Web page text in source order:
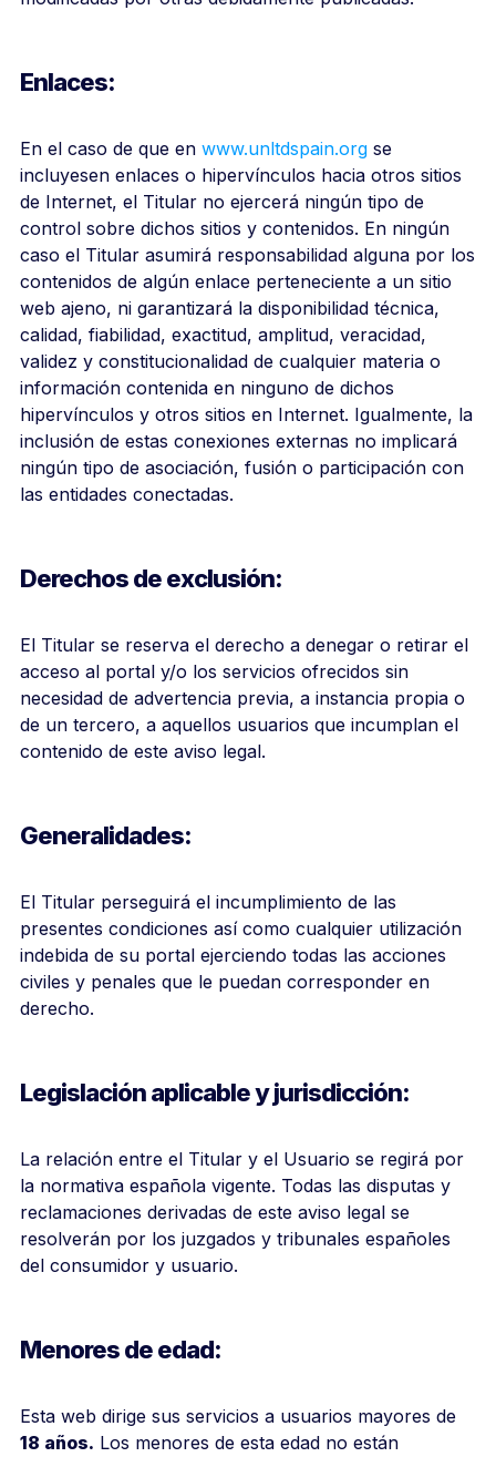
Enlaces:
En el caso de que en www.unltdspain.org se
incluyesen enlaces o hipervínculos hacia otros sitios
de Internet, el Titular no ejercerá ningún tipo de
control sobre dichos sitios y contenidos. En ningún
caso el Titular asumirá responsabilidad alguna por los
contenidos de algún enlace perteneciente a un sitio
web ajeno, ni garantizará la disponibilidad técnica,
calidad, fiabilidad, exactitud, amplitud, veracidad,
validez y constitucionalidad de cualquier materia o
información contenida en ninguno de dichos
hipervínculos y otros sitios en Internet. Igualmente, la
inclusión de estas conexiones externas no implicará
ningún tipo de asociación, fusión o participación con
las entidades conectadas.
Derechos de exclusión:
El Titular se reserva el derecho a denegar o retirar el
acceso al portal y/o los servicios ofrecidos sin
necesidad de advertencia previa, a instancia propia o
de un tercero, a aquellos usuarios que incumplan el
contenido de este aviso legal.
Generalidades:
El Titular perseguirá el incumplimiento de las
presentes condiciones así como cualquier utilización
indebida de su portal ejerciendo todas las acciones
civiles y penales que le puedan corresponder en
derecho.
Legislación aplicable y jurisdicción:
La relación entre el Titular y el Usuario se regirá por
la normativa española vigente. Todas las disputas y
reclamaciones derivadas de este aviso legal se
resolverán por los juzgados y tribunales españoles
del consumidor y usuario.
Menores de edad:
Esta web dirige sus servicios a usuarios mayores de
18 años. Los menores de esta edad no están